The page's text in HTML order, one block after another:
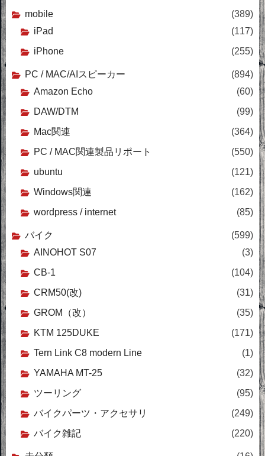
mobile
(389)
iPad
(117)
iPhone
(255)
PC / MAC/AIスピーカー
(894)
Amazon Echo
(60)
DAW/DTM
(99)
Mac関連
(364)
PC / MAC関連製品リポート
(550)
ubuntu
(121)
Windows関連
(162)
wordpress / internet
(85)
バイク
(599)
AINOHOT S07
(3)
CB-1
(104)
CRM50(改)
(31)
GROM（改）
(35)
KTM 125DUKE
(171)
Tern Link C8 modern Line
(1)
YAMAHA MT-25
(32)
ツーリング
(95)
バイクパーツ・アクセサリ
(249)
バイク雑記
(220)